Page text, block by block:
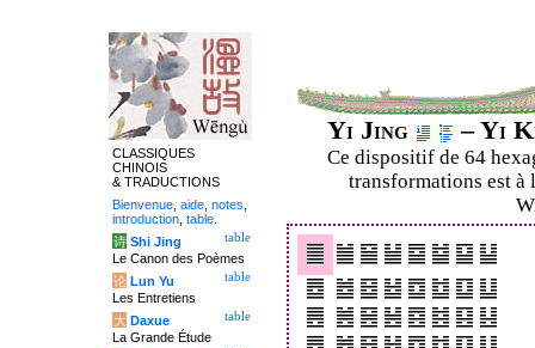
Yi Jing – Yi
Ce dispositif de 64
transformations est à
CLASSIQUES
CHINOIS
& TRADUCTIONS
Bienvenue aide notes
introduction table
table
诗 Shi Jing
Le Canon des Poèmes
table
论 Lun Yu
Les Entretiens
table
大 Daxue
La Grande Étude